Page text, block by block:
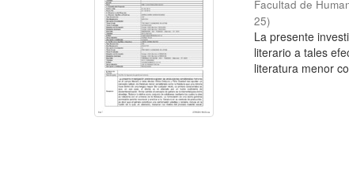
Facultad de
25)
La presente
literario a tales
literatura menor